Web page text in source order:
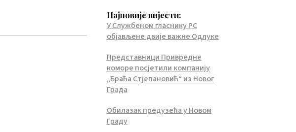
Најновије вијести:
У Службеном гласнику РС
објављене двије важне Одлуке
Представници Привредне
коморе посјетили компанију
„Браћа Стјепановић“ из Новог
Града
Обилазак предузећа у Новом
Граду